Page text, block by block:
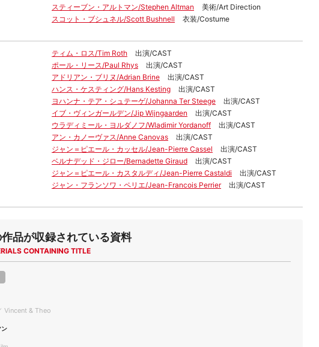
スティーブン・アルトマン/Stephen Altman
美術/Art Direction
スコット・ブシュネル/Scott Bushnell
衣装/Costume
ティム・ロス/Tim Roth
出演/CAST
ポール・リース/Paul Rhys
出演/CAST
アドリアン・ブリヌ/Adrian Brine
出演/CAST
ハンス・ケスティング/Hans Kesting
出演/CAST
ヨハンナ・テア・シュテーゲ/Johanna Ter Steege
出演/CAST
イブ・ヴィンガールデン/Jip Wijngaarden
出演/CAST
ウラディミール・ヨルダノフ/Wladimir Yordanoff
出演/CAST
アン・カノーヴァス/Anne Canovas
出演/CAST
ジャン＝ピエール・カッセル/Jean-Pierre Cassel
出演/CAST
ベルナデッド・ジロー/Bernadette Giraud
出演/CAST
ジャン＝ピエール・カスタルディ/Jean-Pierre Castaldi
出演/CAST
ジャン・フランソワ・ペリエ/Jean-Francois Perrier
出演/CAST
作品が収録されている資料
CONTAINING TITLE
Vincent & Theo
ン